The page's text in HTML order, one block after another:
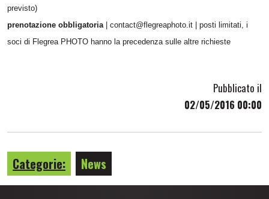
previsto)
prenotazione obbligatoria
| contact@flegreaphoto.it | posti limitati, i
soci di Flegrea PHOTO hanno la precedenza sulle altre richieste
Pubblicato il
02/05/2016 00:00
Categorie: News